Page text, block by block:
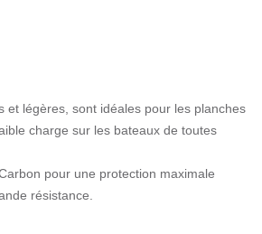
et légères, sont idéales pour les planches
charge sur les bateaux de toutes
pour une protection maximale
résistance.